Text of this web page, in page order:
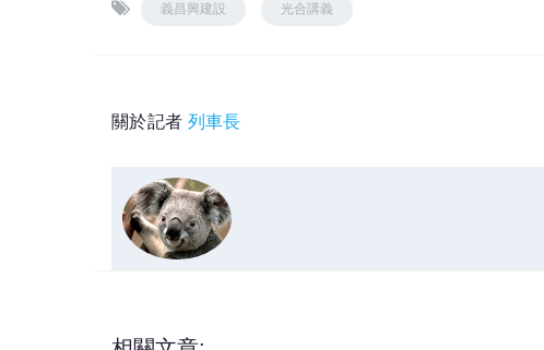
義昌興建設 光合講義
關於記者 列車長